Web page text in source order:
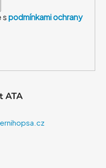
spodmínkami ochrany
ATA